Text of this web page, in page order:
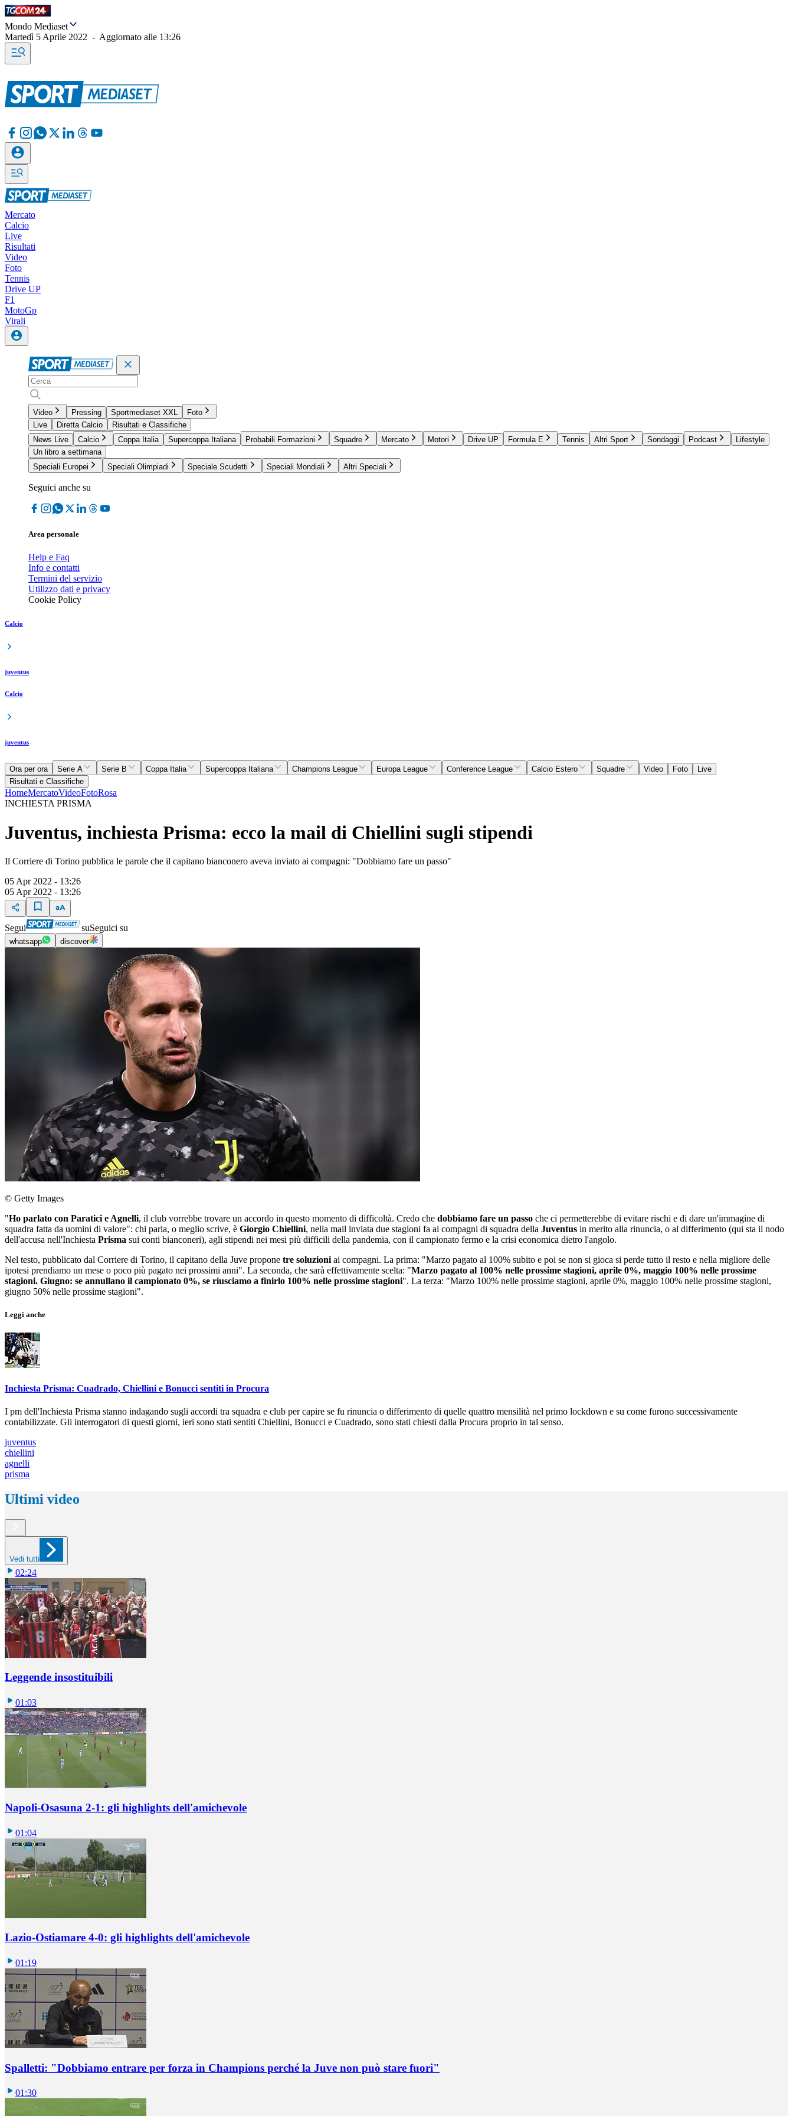
Mondo Mediaset
Martedì 5 Aprile 2022 - Aggiornato alle 13:26
Mercato
Calcio
Live
Risultati
Video
Foto
Tennis
Drive UP
F1
MotoGp
Virali
Video Pressing Sportmediaset XXL
Foto
Live
Diretta Calcio
Risultati e Classifiche
News Live
Calcio Coppa Italia Supercoppa Italiana Probabili Formazioni Squadre Mercato Motori Drive UP Formula E Tennis Altri Sport Sondaggi Podcast
Lifestyle
Un libro a settimana
Speciali Europei
Speciali Olimpiadi Speciale Scudetti Speciali Mondiali Altri Speciali
Seguici anche su
Area personale
Help e Faq
Info e contatti
Termini del servizio
Utilizzo dati e privacy
Cookie Policy
Calcio
juventus
Calcio
juventus
Ora per ora Serie A Serie B Coppa Italia Supercoppa Italiana Champions League Europa League Conference League Calcio Estero Squadre Video Foto
Live
Risultati e Classifiche
HomeMercatoVideoFotoRosa
INCHIESTA PRISMA
Juventus, inchiesta Prisma: ecco la mail di Chiellini sugli stipendi
Il Corriere di Torino pubblica le parole che il capitano bianconero aveva inviato ai compagni: "Dobbiamo fare un passo"
05 Apr 2022 - 13:26
05 Apr 2022 - 13:26
Segui suSeguici su
whatsapp discover
© Getty Images
"Ho parlato con Paratici e Agnelli, il club vorrebbe trovare un accordo in questo momento di difficoltà. Credo che dobbiamo fare un passo che ci permetterebbe di evitare rischi e di dare un'immagine di
squadra fatta da uomini di valore": chi parla, o meglio scrive, è Giorgio Chiellini, nella mail inviata due stagioni fa ai compagni di squadra della Juventus in merito alla rinuncia, o al differimento (qui sta il nodo
dell'accusa nell'Inchiesta Prisma sui conti bianconeri), agli stipendi nei mesi più difficili della pandemia, con il campionato fermo e la crisi economica dietro l'angolo.
Nel testo, pubblicato dal Corriere di Torino, il capitano della Juve propone tre soluzioni ai compagni. La prima: "Marzo pagato al 100% subito e poi se non si gioca si perde tutto il resto e nella migliore delle
ipotesi prendiamo un mese o poco più pagato nei prossimi anni". La seconda, che sarà effettivamente scelta: "Marzo pagato al 100% nelle prossime stagioni, aprile 0%, maggio 100% nelle prossime
stagioni. Giugno: se annullano il campionato 0%, se riusciamo a finirlo 100% nelle prossime stagioni". La terza: "Marzo 100% nelle prossime stagioni, aprile 0%, maggio 100% nelle prossime stagioni,
giugno 50% nelle prossime stagioni".
Leggi anche
Inchiesta Prisma: Cuadrado, Chiellini e Bonucci sentiti in Procura
I pm dell'Inchiesta Prisma stanno indagando sugli accordi tra squadra e club per capire se fu rinuncia o differimento di quelle quattro mensilità nel primo lockdown e su come furono successivamente
contabilizzate. Gli interrogatori di questi giorni, ieri sono stati sentiti Chiellini, Bonucci e Cuadrado, sono stati chiesti dalla Procura proprio in tal senso.
juventus
chiellini
agnelli
prisma
Ultimi video
Vedi tutti
02:24
Leggende insostituibili
01:03
Napoli-Osasuna 2-1: gli highlights dell'amichevole
01:04
Lazio-Ostiamare 4-0: gli highlights dell'amichevole
01:19
Spalletti: "Dobbiamo entrare per forza in Champions perché la Juve non può stare fuori"
01:30